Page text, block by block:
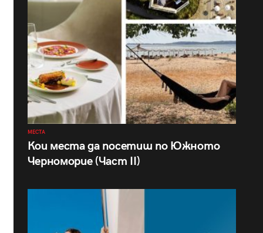
МЕСТА
Кои места да посетиш по Южното
Черноморие (Част II)